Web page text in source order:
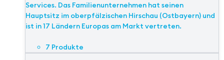
Services. Das Familienunternehmen hat seinen
Hauptsitz im oberpfälzischen Hirschau (Ostbayern) und
ist in 17 Ländern Europas am Markt vertreten.
7 Produkte